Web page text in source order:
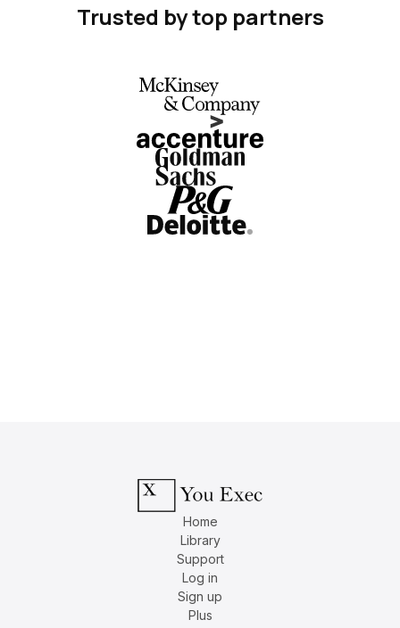
Trusted by top partners
Home
Library
Support
Log in
Sign up
Plus